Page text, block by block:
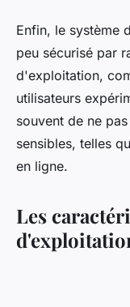
Enfin, le système
peu sécurisé par
d'exploitation,
utilisateurs
souvent de ne
sensibles, telles
en ligne.
Les